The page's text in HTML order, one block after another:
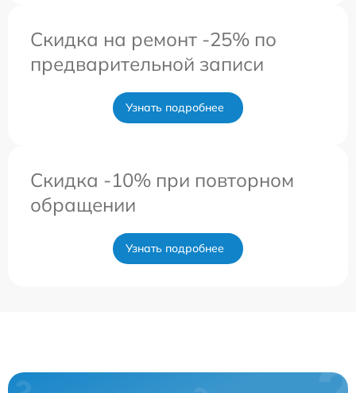
Скидка на ремонт -25% по
предварительной записи
Узнать подробнее
Скидка -10% при повторном
обращении
Узнать подробнее